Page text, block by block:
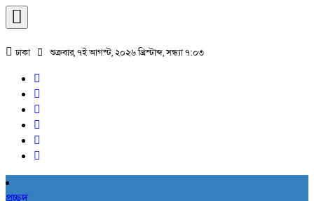
ঢাকা শুক্রবার, ৭ই আগস্ট, ২০২৬ খ্রিস্টাব্দ, সন্ধ্যা ৭:০৩